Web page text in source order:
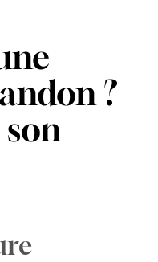
?